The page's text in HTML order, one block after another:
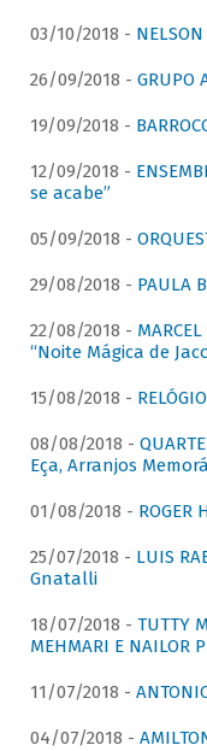
03/10/2018 -
26/09/2018 - GRUPO
19/09/2018 -
12/09/2018 -
se acabe”
05/09/2018 -
29/08/2018 - PAULA
22/08/2018 -
“Noite Mágica de
15/08/2018 -
08/08/2018 -
Eça, Arranjos
01/08/2018 - ROGER
25/07/2018 - LUIS
Gnatalli
18/07/2018 - TUTTY
MEHMARI E NAILOR
11/07/2018 -
04/07/2018 -